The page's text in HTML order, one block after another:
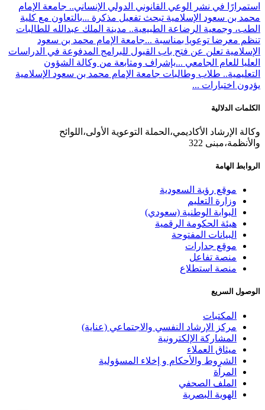
استمرارًا في نشر الوعي القانوني الدولي الإنساني.. جامعة الإمام
محمد بن سعود الإسلامية تبحث تفعيل مذكرة ...بالتعاون مع كلية
الطب، وجمعية الرضاعة الطبيعية.. مدينة الملك عبدالله للطالبات
تنظم معرضا توعويا بمناسبة ...جامعة الإمام محمد بن سعود
الإسلامية تعلن عن فتح باب القبول للبرامج المدفوعة في الدراسات
العليا للعام الجامعي ...بإشراف ومتابعة من وكالة الشؤون
التعليمية.. طلاب وطالبات جامعة الإمام محمد بن سعود الإسلامية
يؤدون اختبارات ...
الكلمات الدلالية
وكالة الإرشاد الأكاديمي،الحملة التوعوية الأولى،اللوائح
والأنظمة،مبنى 322
الروابط الهامة
موقع رؤية السعودية
وزارة التعليم
البوابة الوطنية (سعودي)
هيئة الحكومة الرقمية
البيانات المفتوحة
موقع جدارات
منصة تفاعل
منصة استطلاع
الوصول السريع
المكتبات
مركز الإرشاد النفسي والاجتماعي (عناية)
المشاركة الإلكترونية
ميثاق العملاء
الشروط والأحكام و إخلاء المسؤولية
المرآة
الملف الصحفي
الهوية البصرية